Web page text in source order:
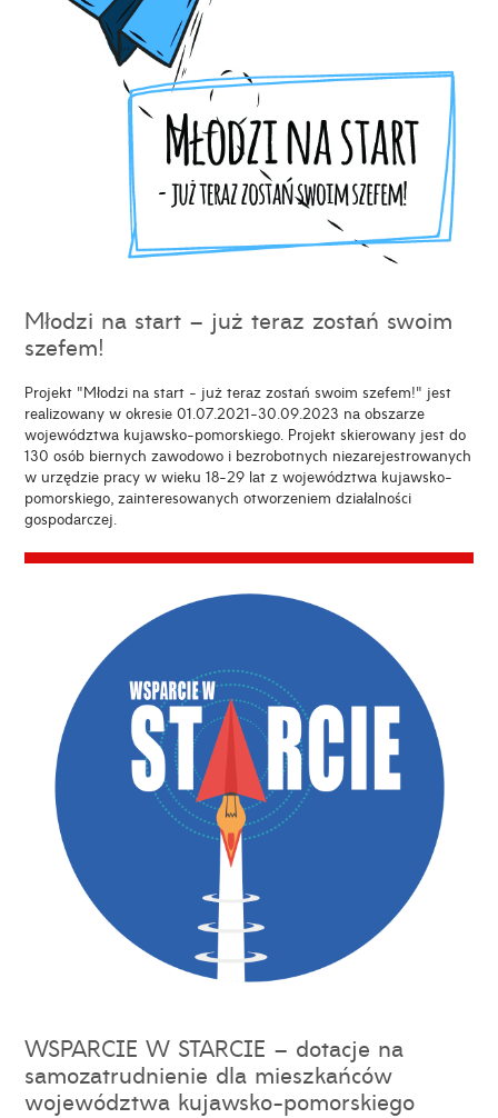
Młodzi na start – już teraz zostań swoim
szefem!
Projekt "Młodzi na start - już teraz zostań swoim szefem!" jest
realizowany w okresie 01.07.2021-30.09.2023 na obszarze
województwa kujawsko-pomorskiego. Projekt skierowany jest do
130 osób biernych zawodowo i bezrobotnych niezarejestrowanych
w urzędzie pracy w wieku 18-29 lat z województwa kujawsko-
pomorskiego, zainteresowanych otworzeniem działalności
gospodarczej.
WSPARCIE W STARCIE – dotacje na
samozatrudnienie dla mieszkańców
województwa kujawsko-pomorskiego